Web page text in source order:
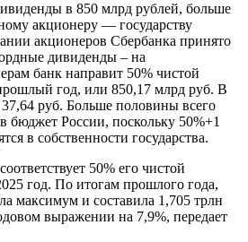
акционеров Сбербанка принято
дивиденды – на
банк направит 50% чистой
год, или 850,17 млрд руб. В
руб. Больше половины всего
бюджет России, поскольку 50%+1
в собственности государства.
50% его чистой
год. По итогам прошлого года,
максимум и составила 1,705 трлн
выражении на 7,9%, передает